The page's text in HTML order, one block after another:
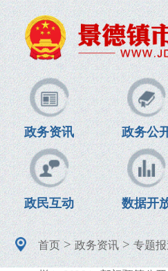
政务资讯 政务公
政民互动 数据开
首页>政务资讯>专题